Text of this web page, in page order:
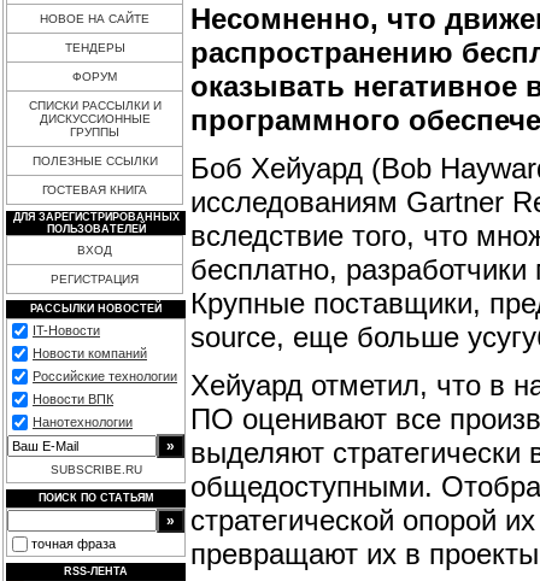
НОВОЕ НА САЙТЕ
ТЕНДЕРЫ
ФОРУМ
СПИСКИ РАССЫЛКИ И
ДИСКУССИОННЫЕ
ГРУППЫ
ПОЛЕЗНЫЕ ССЫЛКИ
ГОСТЕВАЯ КНИГА
ДЛЯ ЗАРЕГИСТРИРОВАННЫХ
ПОЛЬЗОВАТЕЛЕЙ
ВХОД
РЕГИСТРАЦИЯ
РАССЫЛКИ НОВОСТЕЙ
IT-Новости
Новости компаний
Российские технологии
Новости ВПК
Нанотехнологии
SUBSCRIBE.RU
ПОИСК ПО СТАТЬЯМ
точная фраза
RSS-ЛЕНТА
Несомненно, что
распространению
оказывать негативное
программного
Боб Хейуард (Bob
исследованиям Gartner
вследствие того, что
бесплатно,
Крупные поставщики,
source, еще больше
Хейуард отметил, что в
ПО оценивают все
выделяют
общедоступными.
стратегической опорой
превращают их в